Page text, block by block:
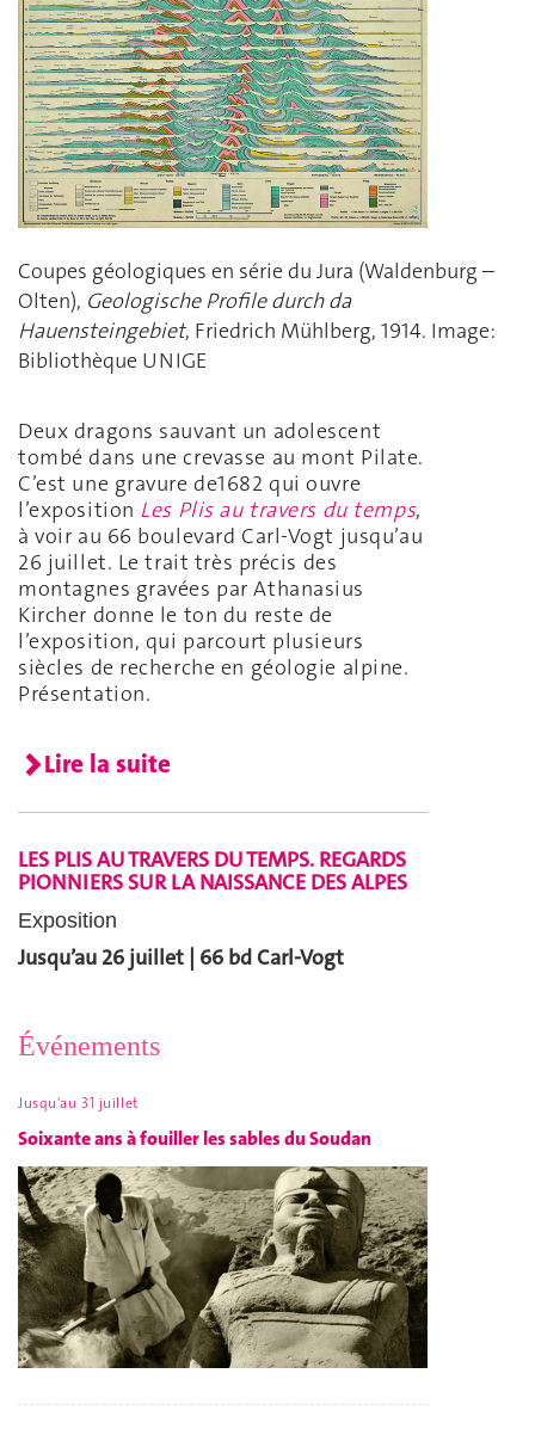
Coupes géologiques en série du Jura (Waldenburg –
Olten), Geologische Profile durch da
Hauensteingebiet, Friedrich Mühlberg, 1914. Image:
Bibliothèque UNIGE
Deux dragons sauvant un adolescent
tombé dans une crevasse au mont Pilate.
C’est une gravure de1682 qui ouvre
l’exposition Les Plis au travers du temps,
à voir au 66 boulevard Carl-Vogt jusqu’au
26 juillet. Le trait très précis des
montagnes gravées par Athanasius
Kircher donne le ton du reste de
l’exposition, qui parcourt plusieurs
siècles de recherche en géologie alpine.
Présentation.
Lire la suite
LES PLIS AU TRAVERS DU TEMPS. REGARDS
PIONNIERS SUR LA NAISSANCE DES ALPES
Exposition
Jusqu’au 26 juillet | 66 bd Carl-Vogt
Événements
Jusqu'au 31 juillet
Soixante ans à fouiller les sables du Soudan